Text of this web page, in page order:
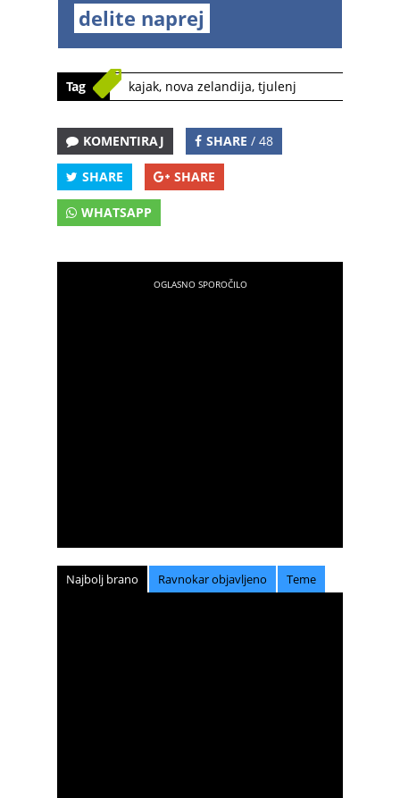
delite naprej
Tag kajak, nova zelandija, tjulenj
KOMENTIRAJ SHARE / 48
SHARE SHARE
WHATSAPP
Najbolj brano Ravnokar objavljeno Teme